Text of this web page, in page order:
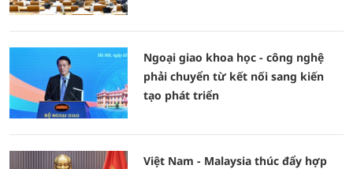
Ngoại giao khoa học - công nghệ
phải chuyển từ kết nối sang kiến
tạo phát triển
Việt Nam - Malaysia thúc đẩy hợp